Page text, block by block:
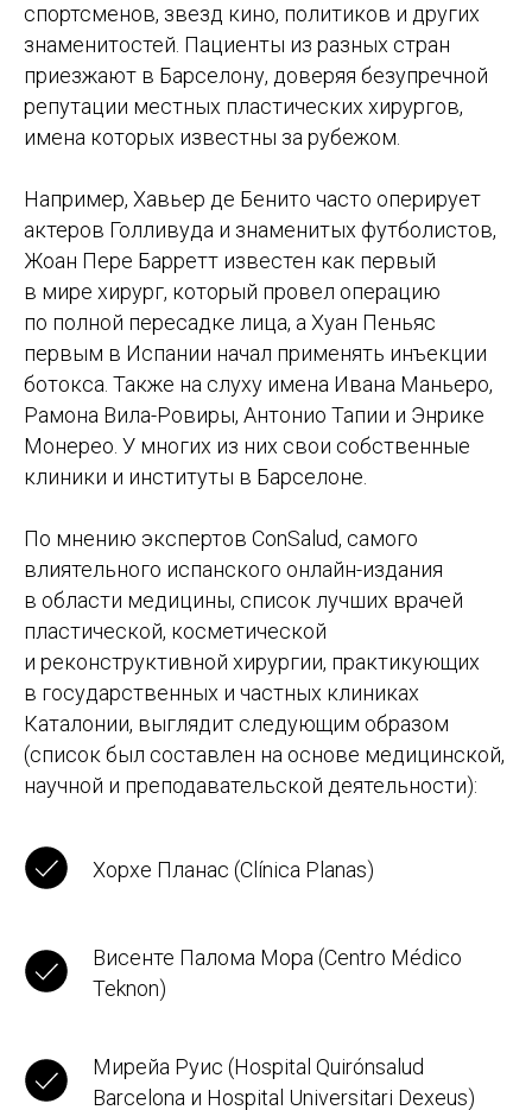
спортсменов, звезд кино, политиков и других
знаменитостей. Пациенты из разных стран
приезжают в Барселону, доверяя безупречной
репутации местных пластических хирургов,
имена которых известны за рубежом.
Например, Хавьер де Бенито часто оперирует
актеров Голливуда и знаменитых футболистов,
Жоан Пере Барретт известен как первый
в мире хирург, который провел операцию
по полной пересадке лица, а Хуан Пеньяс
первым в Испании начал применять инъекции
ботокса. Также на слуху имена Ивана Маньеро,
Рамона Вила-Ровиры, Антонио Тапии и Энрике
Монерео. У многих из них свои собственные
клиники и институты в Барселоне.
По мнению экспертов ConSalud, самого
влиятельного испанского онлайн-издания
в области медицины, список лучших врачей
пластической, косметической
и реконструктивной хирургии, практикующих
в государственных и частных клиниках
Каталонии, выглядит следующим образом
(список был составлен на основе медицинской,
научной и преподавательской деятельности):
Хорхе Планас (Clínica Planas)
Висенте Палома Мора (Centro Médico
Teknon)
Мирейа Руис (Hospital Quirónsalud
Barcelona и Hospital Universitari Dexeus)